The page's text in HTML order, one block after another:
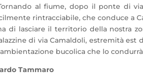
al fiume, dopo il ponte di
rintracciabile, che conduce a
di lasciare il territorio della nostra
di via Camaldoli, estremità
bucolica che lo
Tammaro